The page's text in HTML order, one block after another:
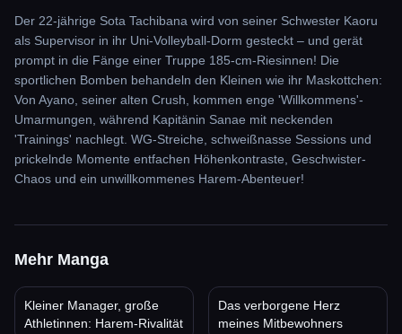
Der 22-jährige Sota Tachibana wird von seiner Schwester Kaoru
als Supervisor in ihr Uni-Volleyball-Dorm gesteckt – und gerät
prompt in die Fänge einer Truppe 185-cm-Riesinnen! Die
sportlichen Bomben behandeln den Kleinen wie ihr Maskottchen:
Von Ayano, seiner alten Crush, kommen enge 'Willkommens'-
Umarmungen, während Kapitänin Sanae mit neckenden
'Trainings' nachlegt. WG-Streiche, schweißnasse Sessions und
prickelnde Momente entfachen Höhenkontraste, Geschwister-
Chaos und ein unwillkommenes Harem-Abenteuer!
Mehr Manga
Kleiner Manager, große
Athletinnen: Harem-Rivalität
Das verborgene Herz
meines Mitbewohners